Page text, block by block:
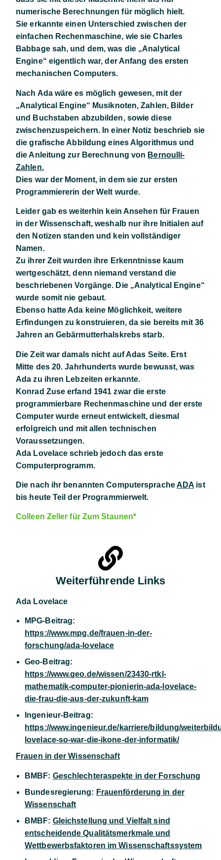
numerische Berechnungen für möglich hielt.
Sie erkannte einen Unterschied zwischen der
einfachen Rechenmaschine, wie sie Charles
Babbage sah, und dem, was die „Analytical
Engine“ eigentlich war, der Anfang des ersten
mechanischen Computers.
Nach Ada wäre es möglich gewesen, mit der
„Analytical Engine“ Musiknoten, Zahlen, Bilder
und Buchstaben abzubilden, sowie diese
zwischenzuspeichern. In einer Notiz beschrieb sie
die grafische Abbildung eines Algorithmus und
die Anleitung zur Berechnung von Bernoulli-
Zahlen.
Dies war der Moment, in dem sie zur ersten
Programmiererin der Welt wurde.
Leider gab es weiterhin kein Ansehen für Frauen
in der Wissenschaft, weshalb nur ihre Initialen auf
den Notizen standen und kein vollständiger
Namen.
Zu ihrer Zeit wurden ihre Erkenntnisse kaum
wertgeschätzt, denn niemand verstand die
beschriebenen Vorgänge. Die „Analytical Engine“
wurde somit nie gebaut.
Ebenso hatte Ada keine Möglichkeit, weitere
Erfindungen zu konstruieren, da sie bereits mit 36
Jahren an Gebärmutterhalskrebs starb.
Die Zeit war damals nicht auf Adas Seite. Erst
Mitte des 20. Jahrhunderts wurde bewusst, was
Ada zu ihren Lebzeiten erkannte.
Konrad Zuse erfand 1941 zwar die erste
programmierbare Rechenmaschine und der erste
Computer wurde erneut entwickelt, diesmal
erfolgreich und mit allen technischen
Voraussetzungen.
Ada Lovelace schrieb jedoch das erste
Computerprogramm.
Die nach ihr benannten ComputerspracheADA ist
bis heute Teil der Programmierwelt.
Colleen Zeller für Zum Staunen*
Weiterführende Links
Ada Lovelace
MPG-Beitrag:
https://www.mpg.de/frauen-in-der-
forschung/ada-lovelace
Geo-Beitrag:
https://www.geo.de/wissen/23430-rtkl-
mathematik-computer-pionierin-ada-lovelace-
die-frau-die-aus-der-zukunft-kam
Ingenieur-Beitrag:
https://www.ingenieur.de/karriere/bildung/
lovelace-so-war-die-ikone-der-informatik/
Frauen in der Wissenschaft
BMBF: Geschlechteraspekte in der Forschung
Bundesregierung: Frauenförderung in der
Wissenschaft
BMBF: Gleichstellung und Vielfalt sind
entscheidende Qualitätsmerkmale und
Wettbewerbsfaktoren im Wissenschaftssystem